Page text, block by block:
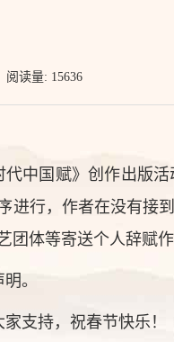
阅读量: 15636
代中国赋》创作出版
进行，作者在没有接
团体等寄送个人辞赋
。
支持，祝春节快乐！